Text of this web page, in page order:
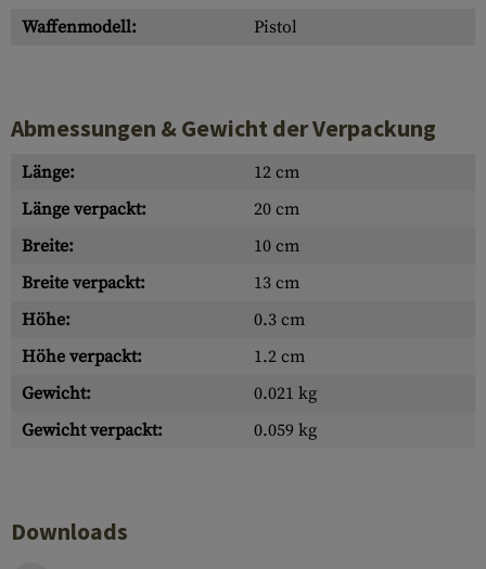
Waffenmodell: Pistol
Abmessungen & Gewicht der Verpackung
Länge:
12 cm
Länge verpackt:
20 cm
Breite:
10 cm
Breite verpackt:
13 cm
Höhe:
0.3 cm
Höhe verpackt:
1.2 cm
Gewicht:
0.021 kg
Gewicht verpackt:
0.059 kg
Downloads